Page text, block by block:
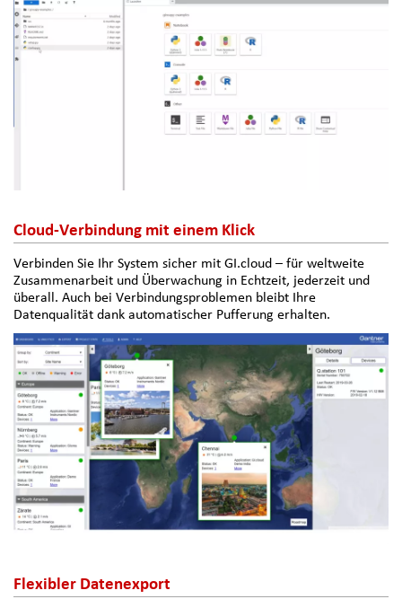
Cloud-Verbindung mit einem Klick
Verbinden Sie Ihr System sicher mit GI.cloud – für weltweite
Zusammenarbeit und Überwachung in Echtzeit, jederzeit und
überall. Auch bei Verbindungsproblemen bleibt Ihre
Datenqualität dank automatischer Pufferung erhalten.
Flexibler Datenexport